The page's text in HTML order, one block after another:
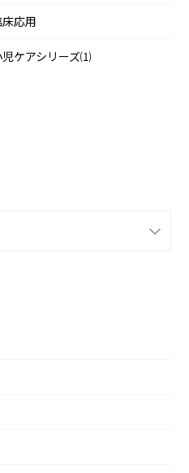
応用
ケアシリーズ⑴